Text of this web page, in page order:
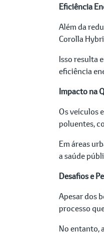
Eficiência
Além da
Corolla
Isso resulta
eficiência
Impacto na
Os veículos
poluentes,
Em áreas
a saúde
Desafios e
Apesar dos
processo
No entanto,